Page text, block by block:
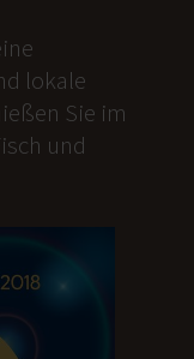
lokale
Sie im
und